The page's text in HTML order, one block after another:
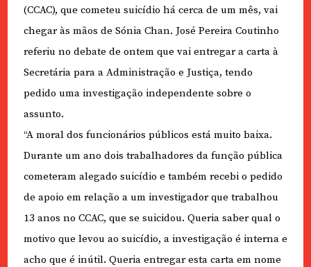
(CCAC), que cometeu suicídio há cerca de um mês, vai
chegar às mãos de Sónia Chan. José Pereira Coutinho
referiu no debate de ontem que vai entregar a carta à
Secretária para a Administração e Justiça, tendo
pedido uma investigação independente sobre o
assunto.
“A moral dos funcionários públicos está muito baixa.
Durante um ano dois trabalhadores da função pública
cometeram alegado suicídio e também recebi o pedido
de apoio em relação a um investigador que trabalhou
13 anos no CCAC, que se suicidou. Queria saber qual o
motivo que levou ao suicídio, a investigação é interna e
acho que é inútil. Queria entregar esta carta em nome